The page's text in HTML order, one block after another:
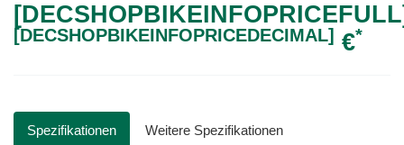
[DECSHOPBIKEINFOPRICEDECIMAL] €*
Spezifikationen Weitere Spezifikationen